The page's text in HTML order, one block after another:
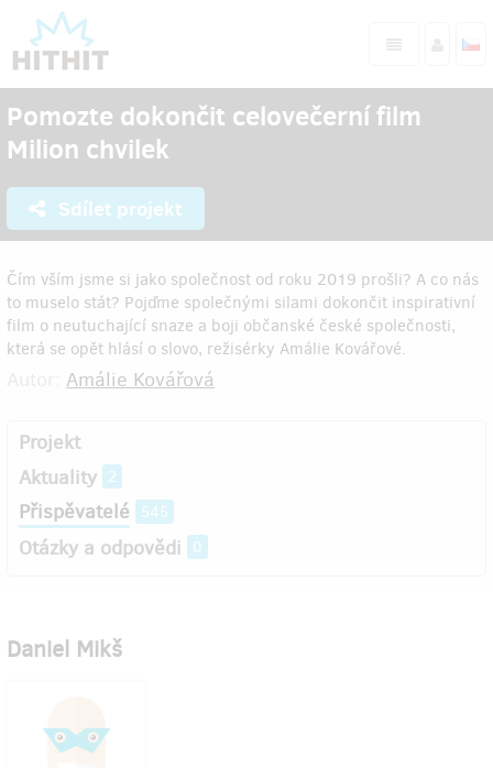
Pomozte dokončit celovečerní film
Milion chvilek
Sdílet projekt
Čím vším jsme si jako společnost od roku 2019 prošli? A co nás
to muselo stát? Pojďme společnými silami dokončit inspirativní
film o neutuchající snaze a boji občanské české společnosti,
která se opět hlásí o slovo, režisérky Amálie Kovářové.
Amálie Kovářová
Projekt
Aktuality 2
Přispěvatelé 545
Otázky a odpovědi 0
Daniel Mikš